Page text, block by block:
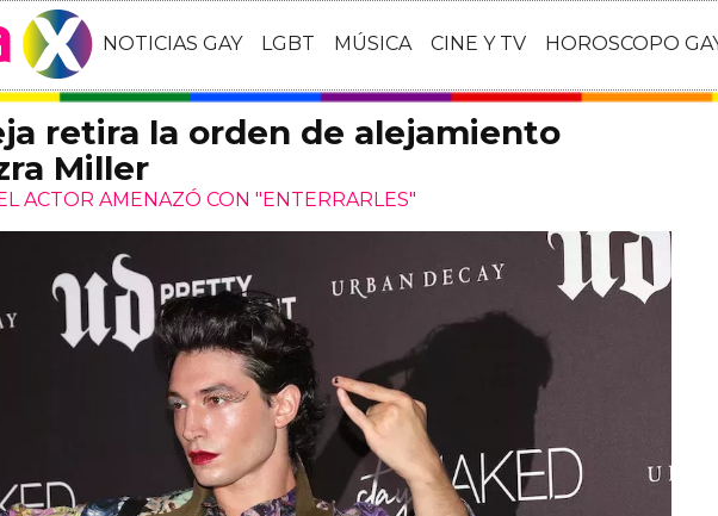
NOTICIAS GAY LGBT MÚSICA CINE Y TV HOROSCOPO
retira la orden de alejamiento
Miller
ACTOR AMENAZÓ CON "ENTERRARLES"